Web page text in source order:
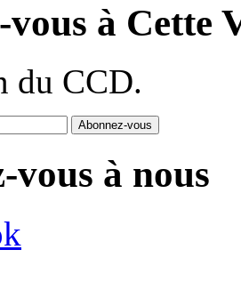
à Cette
du CCD.
vous à nous